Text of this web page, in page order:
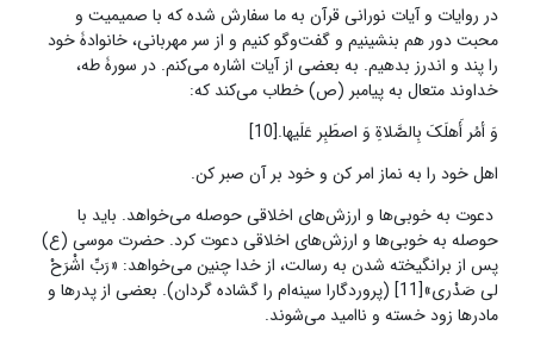
در روایات و آیات نورانی قرآن به ما سفارش شده که با صمیمیت و
محبت دور هم بنشینیم و گفت‌وگو کنیم و از سر مهربانی، خانوادۀ خود
را پند و اندرز بدهیم. به بعضی از آیات اشاره می‌کنم. در سورۀ‌ طه،
خداوند متعال به پیامبر (ص) خطاب می‌کند که:
وَ أمُر أَهلَکَ بِالصَّلاةِ وَ اصطَبِر عَلَیها.[10]
اهل خود را به نماز امر کن و خود بر آن صبر کن.
دعوت به خوبی‌ها و ارزش‌های اخلاقی حوصله می‌خواهد. باید با
حوصله به خوبی‌ها و ارزش‌های اخلاقی دعوت کرد. حضرت موسی (ع)
پس از برانگیخته شدن به رسالت، از خدا چنین می‌خواهد: «رَبِّ اشْرَحْ
لی‏ صَدْری»[11] (پروردگارا سینه‌ام را گشاده گردان). بعضی از پدرها و
مادرها زود خسته و ناامید می‌شوند.